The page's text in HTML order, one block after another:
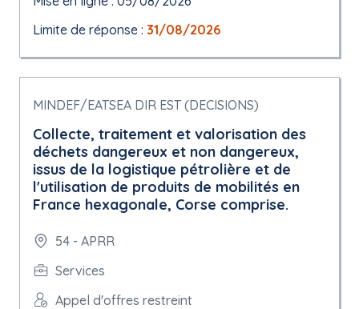
Limite de réponse : 31/08/2026
MINDEF/EATSEA DIR EST (DECISIONS)
Collecte, traitement et valorisation des
déchets dangereux et non dangereux,
issus de la logistique pétrolière et de
l'utilisation de produits de mobilités en
France hexagonale, Corse comprise.
54 - APRR
Services
Appel d'offres restreint